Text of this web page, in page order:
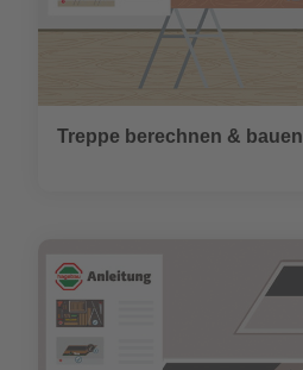
Treppe berechnen & bauen